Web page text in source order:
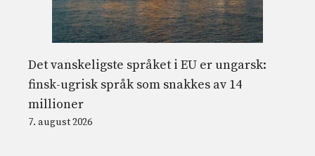
Det vanskeligste språket i EU er ungarsk:
finsk-ugrisk språk som snakkes av 14
millioner
7. august 2026